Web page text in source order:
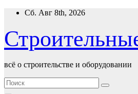
Перейти
содержимому
Сб. Авг 8th, 2026
всё о строительстве и оборудовании